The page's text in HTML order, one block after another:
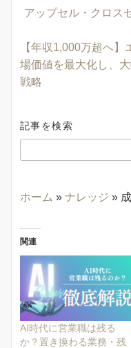
アップセル・クロス
【年収1,000万超へ
場価値を最大化し、
戦略
記事を検索
ホーム » ナレッジ »
関連
AI時代に営業職は残る
か？置き換わる業務・残